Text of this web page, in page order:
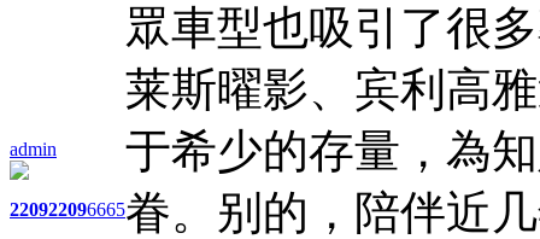
admin
220922096665
眾車型也吸引了很
莱斯曜影、宾利高
于希少的存量，為
眷。别的，陪伴近